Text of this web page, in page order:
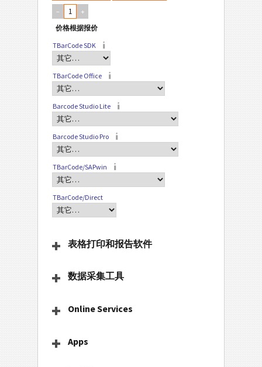
– +
TBarCode SDK
TBarCode Office
Barcode Studio Lite
Barcode Studio Pro
TBarCode/SAPwin
TBarCode/Direct
表格打印和报告软件
数据采集工具
Online Services
Apps